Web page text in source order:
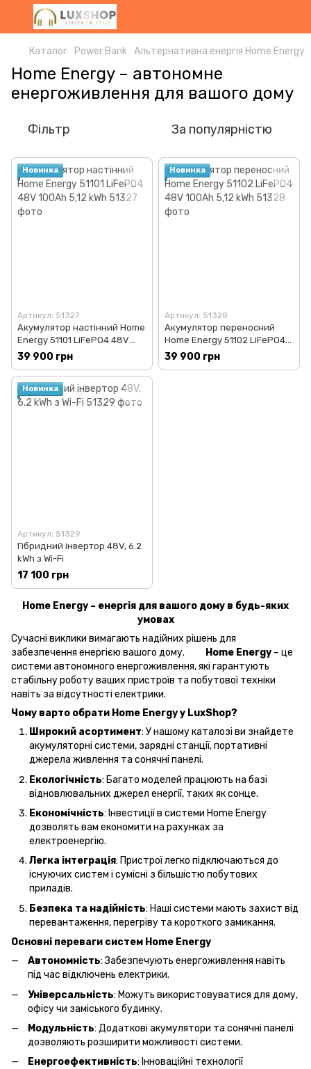
Каталог Power Bank Альтернативна енергія Home Energy
Home Energy – автономне
енергоживлення для вашого дому
Фільтр За популярністю
Новинка
Артикул: 51327
Акумулятор настінний Home
Energy 51101 LiFePO4 48V
100Ah 5,12 kWh
39 900 грн
Новинка
Артикул: 51328
Акумулятор переносний
Home Energy 51102 LiFePO4
48V 100Ah 5,12 kWh
39 900 грн
Новинка
Артикул: 51329
Гібридний інвертор 48V, 6.2
kWh з Wi-Fi
17 100 грн
Home Energy – енергія для вашого дому в будь-яких
умовах
Сучасні виклики вимагають надійних рішень для
забезпечення енергією вашого дому.
Home Energy – це
системи автономного енергоживлення, які гарантують
стабільну роботу ваших пристроїв та побутової техніки
навіть за відсутності електрики.
Чому варто обрати Home Energy у LuxShop?
Широкий асортимент: У нашому каталозі ви знайдете
акумуляторні системи, зарядні станції, портативні
джерела живлення та сонячні панелі.
Екологічність: Багато моделей працюють на базі
відновлювальних джерел енергії, таких як сонце.
Економічність: Інвестиції в системи Home Energy
дозволять вам економити на рахунках за
електроенергію.
Легка інтеграція: Пристрої легко підключаються до
існуючих систем і сумісні з більшістю побутових
приладів.
Безпека та надійність: Наші системи мають захист від
перевантаження, перегріву та короткого замикання.
Основні переваги систем Home Energy
Автономність: Забезпечують енергоживлення навіть
під час відключень електрики.
Універсальність: Можуть використовуватися для дому,
офісу чи заміського будинку.
Модульність: Додаткові акумулятори та сонячні панелі
дозволяють розширити можливості системи.
Енергоефективність: Інноваційні технології